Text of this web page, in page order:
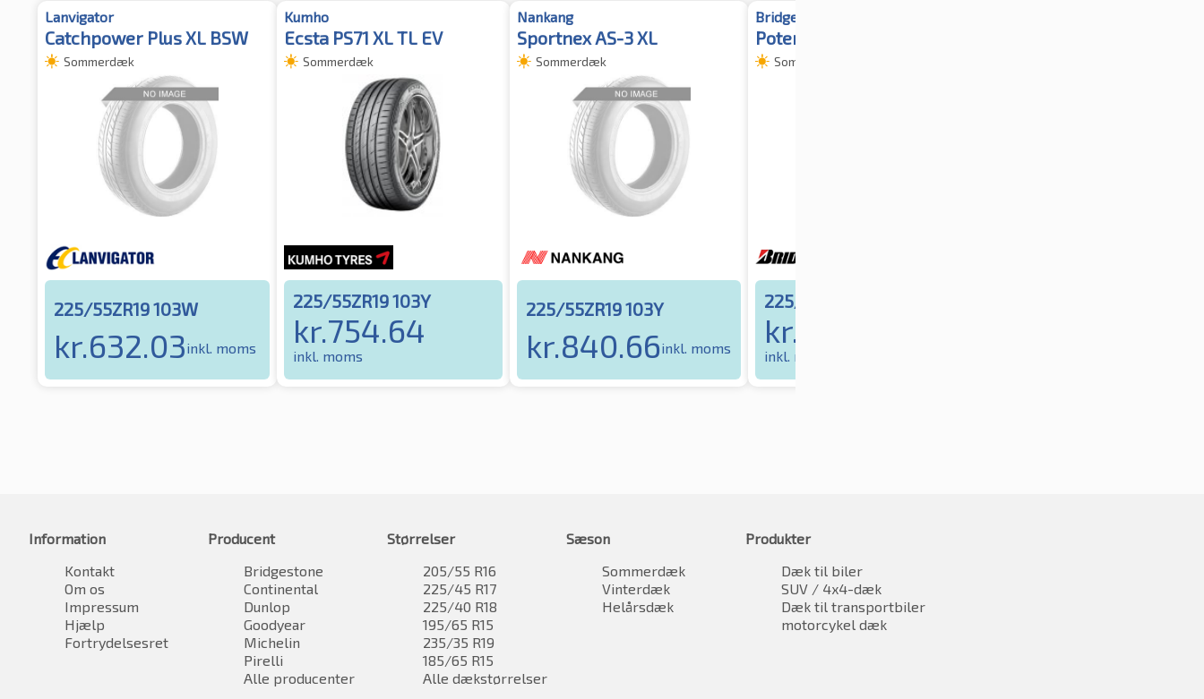
Lanvigator
Catchpower Plus XL BSW
Sommerdæk
225/55ZR19 103W
kr.632.03inkl. moms
Kumho
Ecsta PS71 XL TL EV
Sommerdæk
225/55ZR19 103Y
kr.754.64
inkl. moms
Nankang
Sportnex AS-3 XL
Sommerdæk
225/55ZR19 103Y
kr.840.66inkl. moms
Bridgestone
Potenza Sport EVO XL TL
Sommerdæk
225/55ZR19 103Y
kr.
inkl. moms
Information
Kontakt
Om os
Impressum
Hjælp
Fortrydelsesret
Producent
Bridgestone
Continental
Dunlop
Goodyear
Michelin
Pirelli
Alle producenter
Størrelser
205/55 R16
225/45 R17
225/40 R18
195/65 R15
235/35 R19
185/65 R15
Alle dækstørrelser
Sæson
Sommerdæk
Vinterdæk
Helårsdæk
Produkter
Dæk til biler
SUV / 4x4-dæk
Dæk til transportbiler
motorcykel dæk